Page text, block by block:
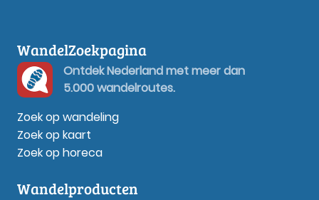
WandelZoekpagina
Ontdek Nederland met meer dan
5.000 wandelroutes.
Zoek op wandeling
Zoek op kaart
Zoek op horeca
Wandelproducten